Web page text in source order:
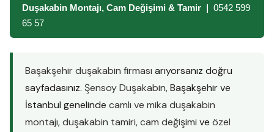
Duşakabin Montajı, Cam Değişimi & Tamir | 0542 599
65 57
Başakşehir duşakabin firması arıyorsanız doğru
sayfadasınız. Şensoy Duşakabin, Başakşehir ve
İstanbul genelinde camlı ve mika duşakabin
montajı,duşakabin tamiri,cam değişimi ve özel